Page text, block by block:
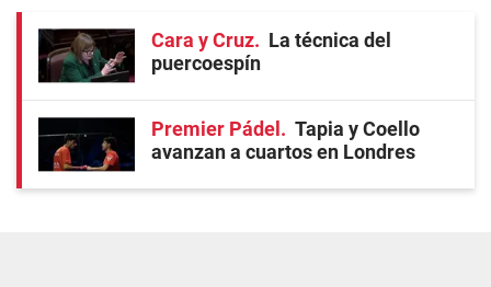
Cara y Cruz
La técnica del
puercoespín
Premier Pádel
Tapia y Coello
avanzan a cuartos en Londres